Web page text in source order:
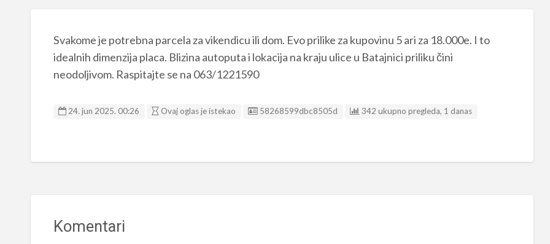
Svakome je potrebna parcela za vikendicu ili dom. Evo prilike za kupovinu 5 ari za 18.000e. I to
idealnih dimenzija placa. Blizina autoputa i lokacija na kraju ulice u Batajnici priliku čini
neodoljivom. Raspitajte se na 063/1221590
24. jun 2025. 00:26 Ovaj oglas je istekao Listing ID
58268599dbc8505d 342 ukupno pregleda, 1 danas
Komentari